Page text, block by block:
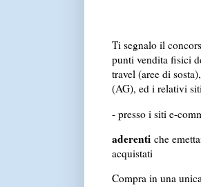
Ti segnalo il
punti vendita fisici
travel (aree di sosta),
(AG), ed i relativi
- presso i siti e-
aderentiche
acquistati
Compra in una